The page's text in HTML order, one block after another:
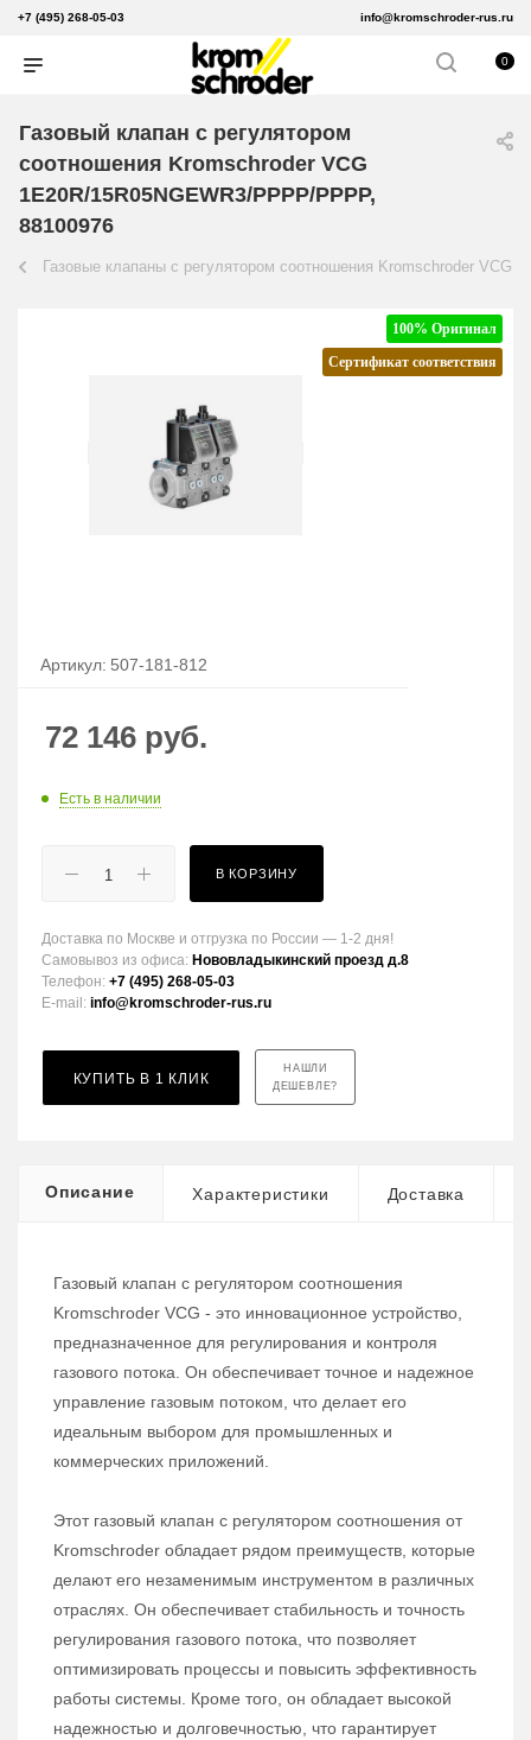
+7 (495) 268-05-03 info@kromschroder-rus.ru
0
Газовый клапан с регулятором
соотношения Kromschroder VCG
1E20R/15R05NGEWR3/PPPP/PPPP,
88100976
Газовые клапаны с регулятором соотношения Kromschroder VCG
100% Оригинал
Сертификат соответствия
Артикул: 507-181-812
72 146 руб.
Есть в наличии
В КОРЗИНУ
Доставка по Москве и отгрузка по России — 1-2 дня!
Самовывоз из офиса: Нововладыкинский проезд д.8
Телефон: +7 (495) 268-05-03
E-mail: info@kromschroder-rus.ru
КУПИТЬ В 1 КЛИК
НАШЛИ
ДЕШЕВЛЕ?
Описание Характеристики Доставка
Газовый клапан с регулятором соотношения
Kromschroder VCG - это инновационное устройство,
предназначенное для регулирования и контроля
газового потока. Он обеспечивает точное и надежное
управление газовым потоком, что делает его
идеальным выбором для промышленных и
коммерческих приложений.
Этот газовый клапан с регулятором соотношения от
Kromschroder обладает рядом преимуществ, которые
делают его незаменимым инструментом в различных
отраслях. Он обеспечивает стабильность и точность
регулирования газового потока, что позволяет
оптимизировать процессы и повысить эффективность
работы системы. Кроме того, он обладает высокой
надежностью и долговечностью, что гарантирует